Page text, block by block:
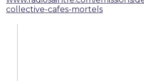
collective-cafes-mortels